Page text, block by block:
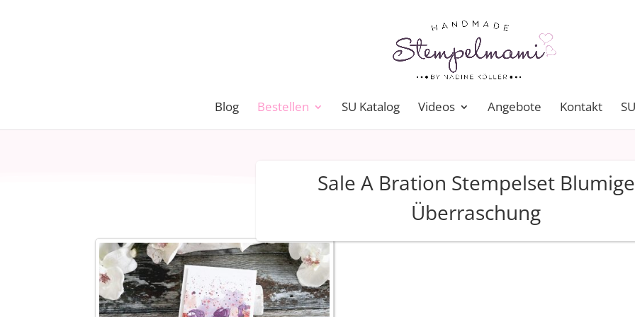
Blog Bestellen SU Katalog Videos Angebote Kontakt
Sale A Bration Stempelset Blumige
Überraschung